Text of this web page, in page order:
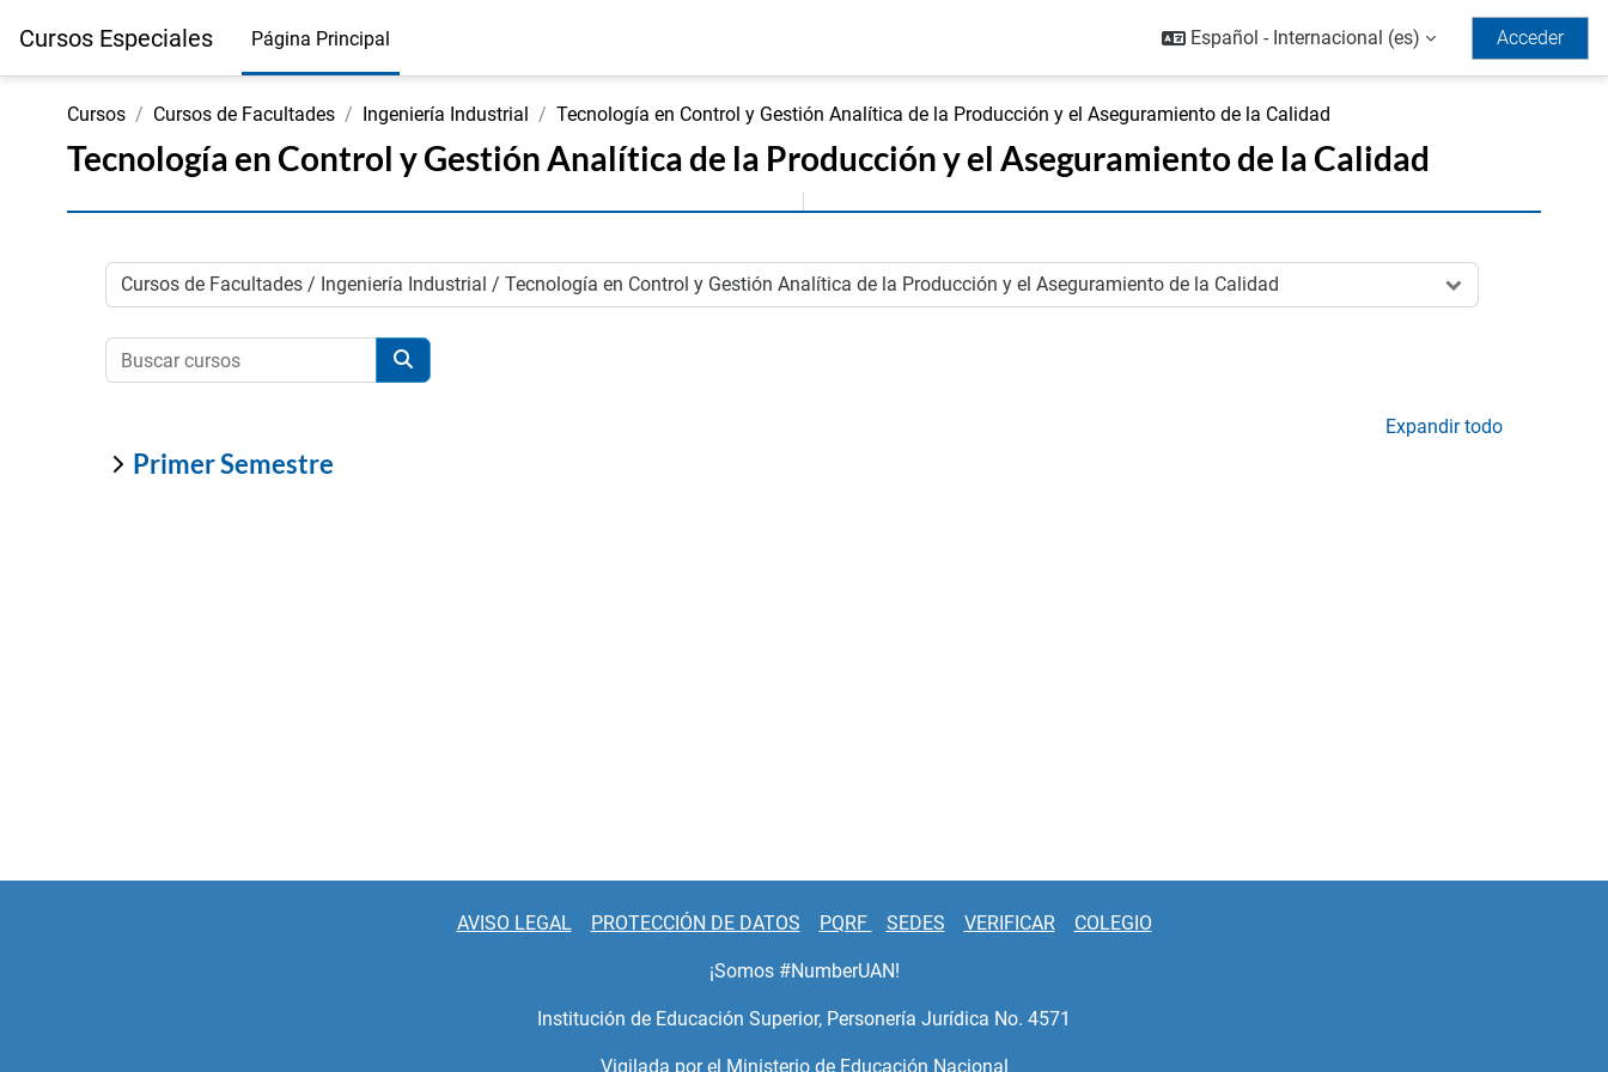
Cursos Especiales Página Principal Español - Internacional ‎(es)‎ Acceder
Cursos Cursos de Facultades Ingeniería Industrial Tecnología en Control y Gestión Analítica de la Producción y el Aseguramiento de la Calidad
Tecnología en Control y Gestión Analítica de la Producción y el Aseguramiento de la Calidad
Categorías
Buscar cursos
Buscar cursos
Expandir todo
Primer Semestre
AVISO LEGAL PROTECCIÓN DE DATOS PQRF SEDES VERIFICAR COLEGIO
¡Somos #NumberUAN!
Institución de Educación Superior, Personería Jurídica No. 4571
Vigilada por el Ministerio de Educación Nacional